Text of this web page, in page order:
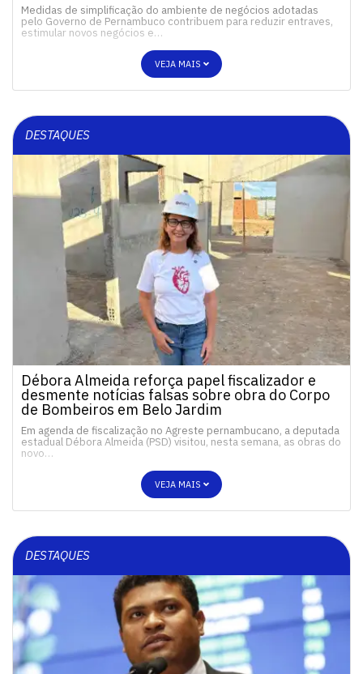
Medidas de simplificação do ambiente de negócios adotadas
pelo Governo de Pernambuco contribuem para reduzir entraves,
estimular novos negócios e…
VEJA MAIS
DESTAQUES
Débora Almeida reforça papel fiscalizador e
desmente notícias falsas sobre obra do Corpo
de Bombeiros em Belo Jardim
Em agenda de fiscalização no Agreste pernambucano, a deputada
estadual Débora Almeida (PSD) visitou, nesta semana, as obras do
novo…
VEJA MAIS
DESTAQUES